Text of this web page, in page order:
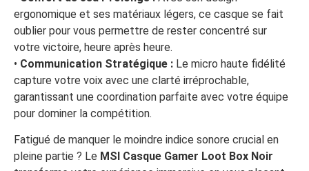
ergonomique et ses matériaux légers, ce casque se fait
oublier pour vous permettre de rester concentré sur
votre victoire, heure après heure.
• Communication Stratégique : Le micro haute fidélité
capture votre voix avec une clarté irréprochable,
garantissant une coordination parfaite avec votre équipe
pour dominer la compétition.
Fatigué de manquer le moindre indice sonore crucial en
pleine partie ? Le MSI Casque Gamer Loot Box Noir